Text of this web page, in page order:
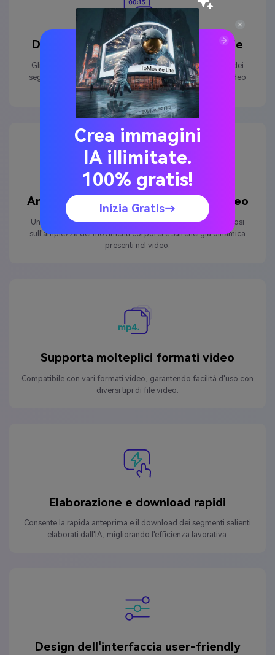
Durata dell'highlight personalizzabile
Gli utenti possono impostare in modo flessibile la durata dei
segmenti di highlight, offrendo un'esperienza di editing video
personalizzata.
Analisi basata sul movimento corporeo
Un algoritmo AI unico identifica i momenti salienti basandosi
sull'ampiezza dei movimenti corporei e sull'energia dinamica
presenti nel video.
Supporta molteplici formati video
Compatibile con vari formati video, garantendo facilità d'uso con
diversi tipi di file video.
Elaborazione e download rapidi
Consente la rapida anteprima e il download dei segmenti salienti
elaborati dall'IA, migliorando l'efficienza lavorativa.
Design dell'interfaccia user-friendly
Crea immagini
IA illimitate.
100% gratis!
Inizia Gratis→